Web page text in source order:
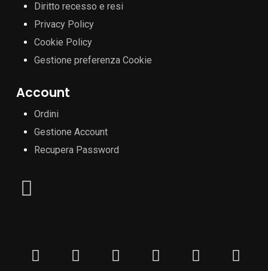
Diritto recesso e resi
Privacy Policy
Cookie Policy
Gestione preferenza Cookie
Account
Ordini
Gestione Account
Recupera Password